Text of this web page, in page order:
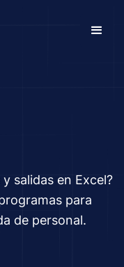
salidas en Excel?
para
de personal.